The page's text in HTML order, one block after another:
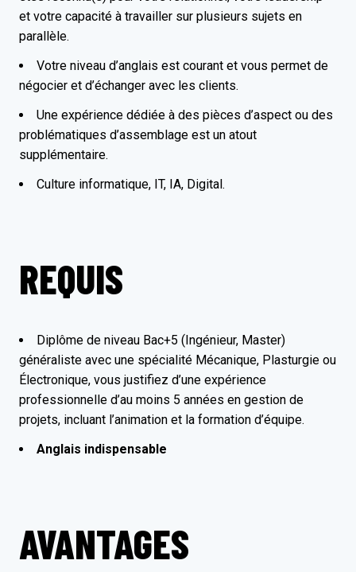
et votre capacité à travailler sur plusieurs sujets en
parallèle.
Votre niveau d’anglais est courant et vous permet de
négocier et d’échanger avec les clients.
Une expérience dédiée à des pièces d’aspect ou des
problématiques d’assemblage est un atout
supplémentaire.
Culture informatique, IT, IA, Digital.
REQUIS
Diplôme de niveau Bac+5 (Ingénieur, Master)
généraliste avec une spécialité Mécanique, Plasturgie ou
Électronique, vous justifiez d’une expérience
professionnelle d’au moins 5 années en gestion de
projets, incluant l’animation et la formation d’équipe.
Anglais indispensable
AVANTAGES